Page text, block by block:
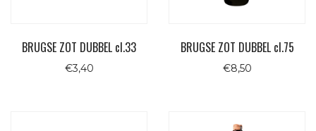
BRUGSE ZOT DUBBEL cl.33
€3,40
BRUGSE ZOT DUBBEL cl.75
€8,50